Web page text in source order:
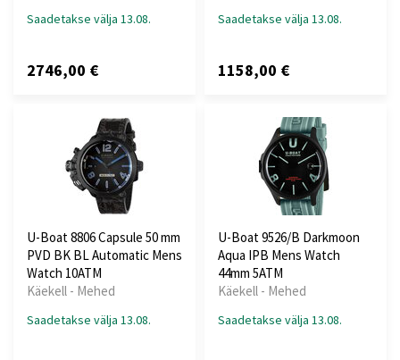
Saadetakse välja 13.08.
2746,00 €
Saadetakse välja 13.08.
1158,00 €
U-Boat 8806 Capsule 50 mm
PVD BK BL Automatic Mens
Watch 10ATM
Käekell - Mehed
Saadetakse välja 13.08.
U-Boat 9526/B Darkmoon
Aqua IPB Mens Watch
44mm 5ATM
Käekell - Mehed
Saadetakse välja 13.08.